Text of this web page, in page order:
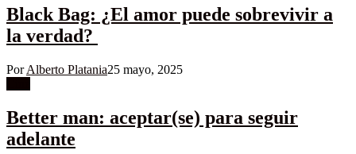
Black Bag: ¿El amor puede sobrevivir a
la verdad?
PorAlberto Platania25 mayo, 2025
Better man: aceptar(se) para seguir
adelante